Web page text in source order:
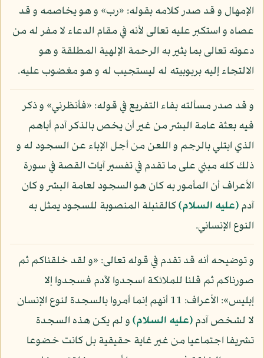
الإمهال و قد صدر كلامه بقوله: «رب» و هو يخاصمه و قد
عصاه و استكبر عليه تعالى لأنه في مقام الدعاء لا مفر له من
دعوته تعالى بما يثير به الرحمة الإلهية المطلقة و هو
الالتجاء إليه بربوبيته له ليستجيب له و هو مغضوب عليه.
و قد صدر مسألته بفاء التفريع في قوله: «فأنظرني» و ذكر
فيه بعثة عامة البشر من غير أن يخص بالذكر آدم أباهم
الذي ابتلي بالرجم و اللعن من أجل الإباء عن السجود له و
ذلك كله مبني على ما تقدم في تفسير آيات القصة في سورة
الأعراف أن المأمور به كان هو السجود لعامة البشر و كان
آدم(عليه السلام)كالقنبلة المنصوبة للسجود يمثل به
النوع الإنساني.
و توضيحه أنه قد تقدم في قوله تعالى: «و لقد خلقناكم ثم
صورناكم ثم قلنا للملائكة اسجدوا لآدم فسجدوا إلا
إبليس»: الأعراف: 11 أنهم إنما أمروا بالسجدة لنوع الإنسان
لا لشخص آدم(عليه السلام)و لم يكن هذه السجدة
تشريفا اجتماعيا من غير غاية حقيقية بل كانت خضوعا